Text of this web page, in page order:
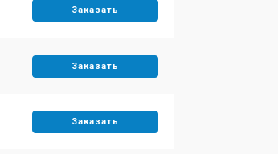
Заказать
Заказать
Заказать